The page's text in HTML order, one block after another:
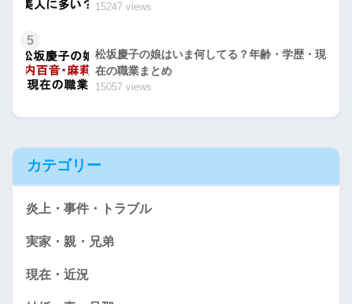
15247 views
5
松坂慶子の娘はいま何してる？年齢・学歴・現
在の職業まとめ
15057 views
カテゴリー
炎上・事件・トラブル
実家・親・兄弟
現在・近況